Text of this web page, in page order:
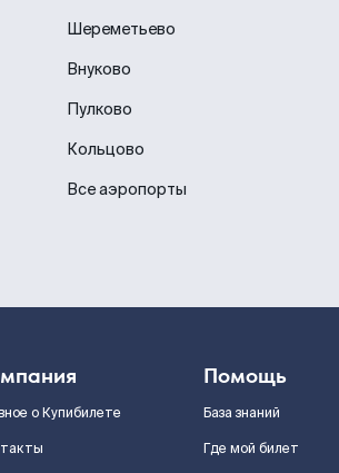
Шереметьево
Внуково
Пулково
Кольцово
Все аэропорты
о Купибилете
Помощь
База знаний
Где мой билет